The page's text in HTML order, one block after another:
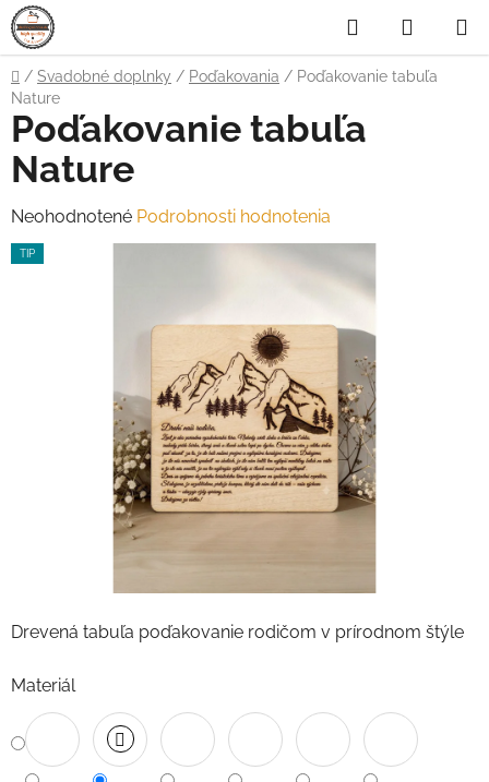
Prejsť
na
obsah
Hľadať
KOŠÍK
Domov
/ Svadobné doplnky / Poďakovania / Poďakovanie tabuľa
Nature
Drevená tabuľa poďakovanie rodičom v prírodnom štýle
Materiál
Poďakovanie tabuľa
Nature
Priemerné
hodnotenie
Neohodnotené Podrobnosti hodnotenia
TIP